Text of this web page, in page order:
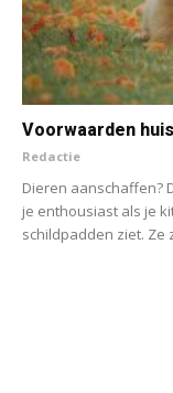
Voorwaarden
Redactie
Dieren aanschaffen?
je enthousiast als je
schildpadden ziet. Ze